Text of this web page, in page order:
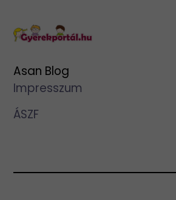
Asan Blog
Impresszum
ÁSZF